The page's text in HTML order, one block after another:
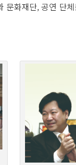
화재단, 공연 단